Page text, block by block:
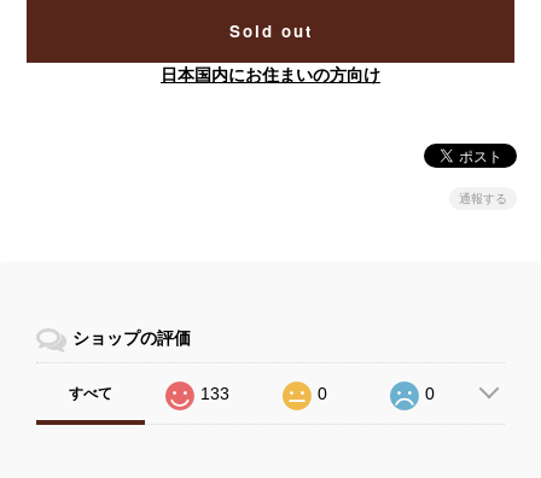
Sold out
日本国内にお住まいの方向け
通報する
ショップの評価
すべて 133 0 0